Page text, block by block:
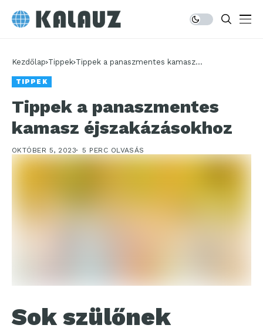
Kezdőlap Tippek Tippek a panaszmentes kamasz
TIPPEK
Tippek a panaszmentes
kamasz éjszakázásokhoz
OKTÓBER 5, 2023 5 PERC OLVASÁS
Sok szülőnek